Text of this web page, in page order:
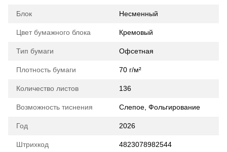
Блок Несменный
Цвет бумажного блока Кремовый
Тип бумаги Офсетная
Плотность бумаги 70 г/м²
Количество листов 136
Возможность тиснения Слепое, Фольгирование
Год 2026
Штрихкод 4823078982544